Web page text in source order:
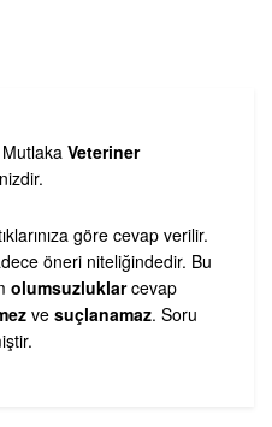
Mutlaka Veteriner
göre cevap verilir.
öneri niteliğindedir. Bu
olumsuzluklarcevap
ve suçlanamaz. Soru